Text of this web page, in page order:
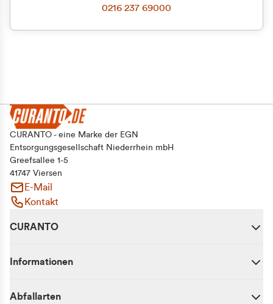
0216 237 69000
CURANTO - eine Marke der EGN
Entsorgungsgesellschaft Niederrhein mbH
Greefsallee 1-5
41747 Viersen
E-Mail
Kontakt
CURANTO
Informationen
Abfallarten